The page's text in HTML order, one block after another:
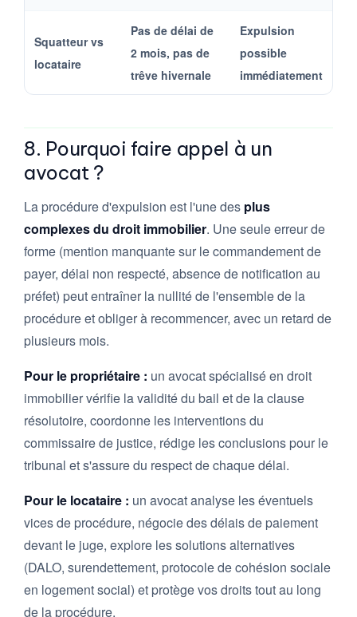
Squatteur vs
locataire
Pas de délai de
2 mois, pas de
trêve hivernale
Expulsion
possible
immédiatement
8. Pourquoi faire appel à un
avocat ?
La procédure d'expulsion est l'une des plus
complexes du droit immobilier. Une seule erreur de
forme (mention manquante sur le commandement de
payer, délai non respecté, absence de notification au
préfet) peut entraîner la nullité de l'ensemble de la
procédure et obliger à recommencer, avec un retard de
plusieurs mois.
Pour le propriétaire : un avocat spécialisé en droit
immobilier vérifie la validité du bail et de la clause
résolutoire, coordonne les interventions du
commissaire de justice, rédige les conclusions pour le
tribunal et s'assure du respect de chaque délai.
Pour le locataire : un avocat analyse les éventuels
vices de procédure, négocie des délais de paiement
devant le juge, explore les solutions alternatives
(DALO, surendettement, protocole de cohésion sociale
en logement social) et protège vos droits tout au long
de la procédure.